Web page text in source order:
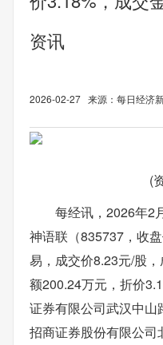
资讯
2026-02-27 来源：每日经济
(
每经讯，2026年2
神语联（835737，收
易，成交价8.23元/股
额200.24万元，折价
证券有限公司武汉中
招商证券股份有限公司